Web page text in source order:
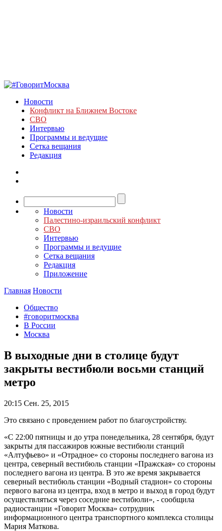
Новости
Конфликт на Ближнем Востоке
СВО
Интервью
Программы и ведущие
Сетка вещания
Редакция
Новости
Палестино-израильский конфликт
СВО
Интервью
Программы и ведущие
Сетка вещания
Редакция
Приложение
Главная Новости
Общество
#говоритмосква
В России
Москва
В выходные дни в столице будут
закрыты вестибюли восьми станций
метро
20:15 Сен. 25, 2015
Это связано с проведением работ по благоустройству.
«С 22:00 пятницы и до утра понедельника, 28 сентября, будут
закрыты для пассажиров южные вестибюли станций
«Алтуфьево» и «Отрадное» со стороны последнего вагона из
центра, северный вестибюль станции «Пражская» со стороны
последнего вагона из центра. В это же время закрывается
северный вестибюль станции «Водный стадион» со стороны
первого вагона из центра, вход в метро и выход в город будут
осуществляться через соседние вестибюли», - сообщила
радиостанции «Говорит Москва» сотрудник
информационного центра транспортного комплекса столицы
Мария Маткова.